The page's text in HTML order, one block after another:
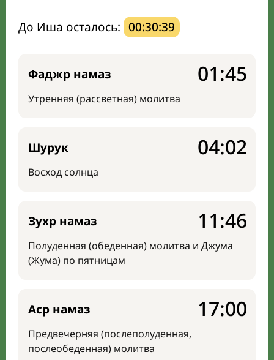
До Иша осталось: 00:30:38
Фаджр намаз
Утренняя (рассветная) молитва
01:45
Шурук
Восход солнца
04:02
Зухр намаз
Полуденная (обеденная) молитва и Джума
(Жума) по пятницам
11:46
Аср намаз
Предвечерняя (послеполуденная,
послеобеденная) молитва
17:00